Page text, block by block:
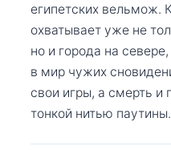
египетских вельмож.
охватывает уже не
но и города на
в мир чужих
свои игры, а смерть
тонкой нитью паутины.